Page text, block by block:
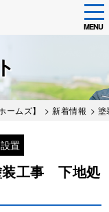
MENU
ムズ】 >新着情報 > 塗
置
工事 下地処